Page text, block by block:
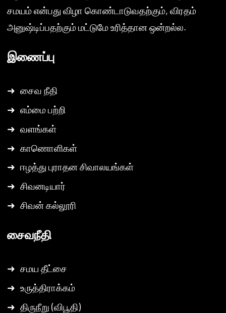
சமயம் என்பது விழா கொண்டாடுவதற்கும், விரதம்
அனுஷ்டிப்பதற்கும் மட்டுமே உரித்தான ஒன்றல்ல.
இணைப்பு
➜ சைவ நீதி
➜ எம்மை பற்றி
➜ வளங்கள்
➜ காணொளிகள்
➜ ஈழத்து புராதன சிவாலயங்கள்
➜ சிவனடியார்
➜ சிவன் கல்லூரி
சைவநீதி
➜ சமய தீட்சை
➜ உருத்திராக்கம்
➜ திருநீறு (விபூதி)